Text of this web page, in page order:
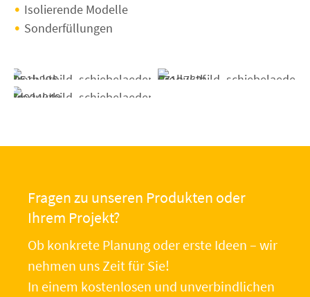
Isolierende Modelle
Sonderfüllungen
Fragen zu unseren Produkten oder
Ihrem Projekt?
Ob konkrete Planung oder erste Ideen – wir
nehmen uns Zeit für Sie!
In einem kostenlosen und unverbindlichen